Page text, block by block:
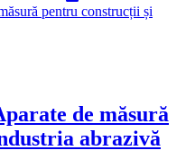
de măsură
abrazivă